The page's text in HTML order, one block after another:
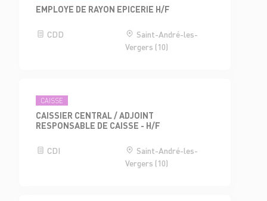
EMPLOYE DE RAYON EPICERIE H/F
CDD
Saint-André-les-
Vergers (10)
CAISSE
CAISSIER CENTRAL / ADJOINT
RESPONSABLE DE CAISSE - H/F
CDI
Saint-André-les-
Vergers (10)